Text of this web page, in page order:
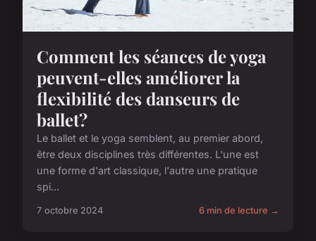
Comment les séances de yoga
peuvent-elles améliorer la
flexibilité des danseurs de
ballet?
Le ballet et le yoga semblent, au premier abord,
être deux disciplines très différentes. L'une est
une forme d'art classique, l'autre une pratique
spi...
7 octobre 2024 6 min de lecture →